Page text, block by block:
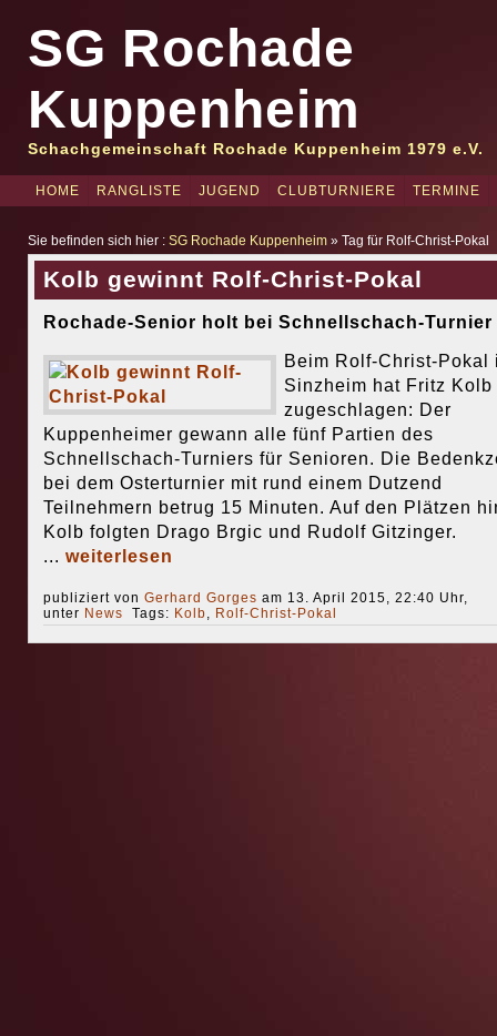
SG Rochade
Kuppenheim
Schachgemeinschaft Rochade Kuppenheim 1979 e.V.
HOME RANGLISTE JUGEND CLUBTURNIERE TERMINE
Sie befinden sich hier : SG Rochade Kuppenheim» Tag für Rolf-Christ-Pokal
Kolb gewinnt Rolf-Christ-Pokal
Rochade-Senior holt bei Schnellschach-Turnier
Beim Rolf-Christ-Pokal
Sinzheim hat Fritz Kolb
zugeschlagen: Der
Kuppenheimer gewann alle fünf Partien des
Schnellschach-Turniers für Senioren. Die
bei dem Osterturnier mit rund einem Dutzend
Teilnehmern betrug 15 Minuten. Auf den Plätzen
Kolb folgten Drago Brgic und Rudolf Gitzinger.
... weiterlesen
publiziert von Gerhard Gorges am 13. April 2015, 22:40 Uhr,
unter News Tags: Kolb, Rolf-Christ-Pokal